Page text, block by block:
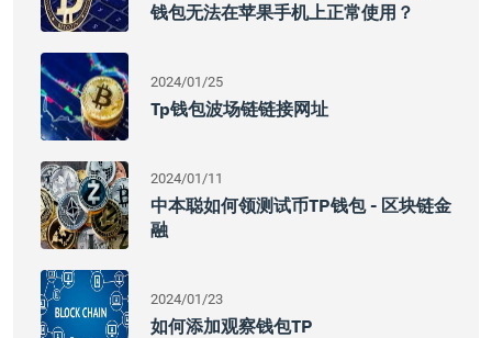
钱包无法在苹果手机上正常使用？
2024/01/25
Tp钱包波场链链接网址
2024/01/11
中本聪如何领测试币TP钱包 - 区块链金
融
2024/01/23
如何添加观察钱包TP